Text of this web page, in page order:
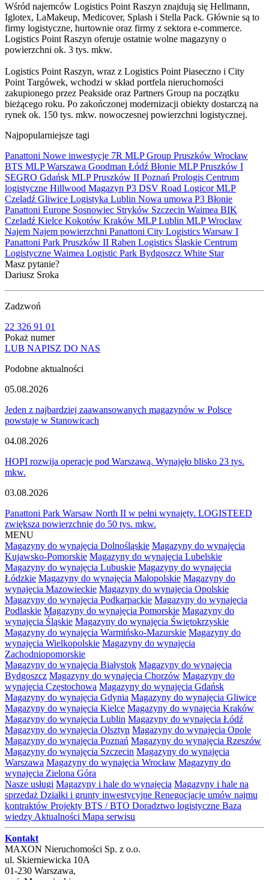
Wśród najemców Logistics Point Raszyn znajdują się Hellmann,
Iglotex, LaMakeup, Medicover, Splash i Stella Pack. Głównie są to
firmy logistyczne, hurtownie oraz firmy z sektora e-commerce.
Logistics Point Raszyn oferuje ostatnie wolne magazyny o
powierzchni ok. 3 tys. mkw.
Logistics Point Raszyn, wraz z Logistics Point Piaseczno i City
Point Targówek, wchodzi w skład portfela nieruchomości
zakupionego przez Peakside oraz Partners Group na początku
bieżącego roku. Po zakończonej modernizacji obiekty dostarczą na
rynek ok. 150 tys. mkw. nowoczesnej powierzchni logistycznej.
Najpopularniejsze tagi
Panattoni Nowe inwestycje 7R MLP Group Pruszków Wrocław
BTS MLPWarszawa Goodman Łódź Błonie MLP Pruszków I
SEGRO Gdańsk MLP Pruszków II Poznań Prologis Centrum
logistyczne Hillwood Magazyn P3 DSV Road LogicorMLP
Czeladź Gliwice Logistyka Lublin Nowa umowa P3 Błonie
Panattoni Europe Sosnowiec Stryków Szczecin Waimea BIK
Czeladź Kielce Kokotów Kraków MLP Lublin MLP Wrocław
Najem Najem powierzchni Panattoni City Logistics Warsaw I
Panattoni Park Pruszków II Raben Logistics Ślaskie Centrum
Logistyczne Waimea Logistic Park Bydgoszcz White Star
Masz pytanie?
Dariusz Sroka
Zadzwoń
22 326 91 01
Pokaż numer
LUB NAPISZ DO NAS
Podobne aktualności
05.08.2026
Jeden z najbardziej zaawansowanych magazynów w Polsce
powstaje w Stanowicach
04.08.2026
HOPI rozwija operacje pod Warszawą. Wynajęło blisko 23 tys.
mkw.
03.08.2026
Panattoni Park Warsaw North II w pełni wynajęty. LOGISTEED
zwiększa powierzchnię do 50 tys. mkw.
MENU
Magazyny do wynajęcia Dolnośląskie Magazyny do wynajęcia
Kujawsko-Pomorskie Magazyny do wynajęcia Lubelskie
Magazyny do wynajęcia Lubuskie Magazyny do wynajęcia
Łódzkie Magazyny do wynajęcia Małopolskie Magazyny do
wynajęcia Mazowieckie Magazyny do wynajęcia Opolskie
Magazyny do wynajęcia Podkarpackie Magazyny do wynajęcia
Podlaskie Magazyny do wynajęcia Pomorskie Magazyny do
wynajęcia Śląskie Magazyny do wynajęcia Świętokrzyskie
Magazyny do wynajęcia Warmińsko-Mazurskie Magazyny do
wynajęcia Wielkopolskie Magazyny do wynajęcia
Zachodniopomorskie
Magazyny do wynajęcia Białystok Magazyny do wynajęcia
Bydgoszcz Magazyny do wynajęcia Chorzów Magazyny do
wynajęcia Częstochowa Magazyny do wynajęcia Gdańsk
Magazyny do wynajęcia Gdynia Magazyny do wynajęcia Gliwice
Magazyny do wynajęcia Kielce Magazyny do wynajęcia Kraków
Magazyny do wynajęcia Lublin Magazyny do wynajęcia Łódź
Magazyny do wynajęcia Olsztyn Magazyny do wynajęcia Opole
Magazyny do wynajęcia Poznań Magazyny do wynajęcia Rzeszów
Magazyny do wynajęcia Szczecin Magazyny do wynajęcia
Warszawa Magazyny do wynajęcia Wrocław Magazyny do
wynajęcia Zielona Góra
Nasze usługi Magazyny i hale do wynajęcia Magazyny i hale na
sprzedaż Działki i grunty inwestycyjne Renegocjacje umów najmu
kontraktów Projekty BTS / BTO Doradztwo logistyczne Baza
wiedzy Aktualności Mapa serwisu
Kontakt
MAXON Nieruchomości Sp. z o.o.
ul. Skierniewicka 10A
01-230 Warszawa,